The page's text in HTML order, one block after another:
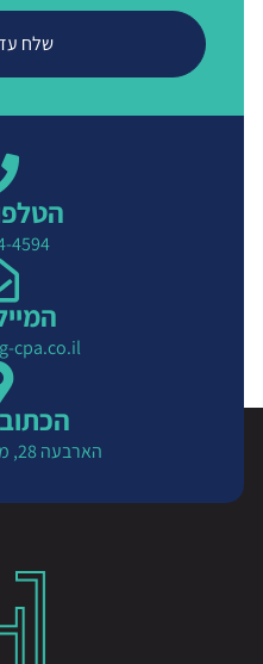
שלח
הטלפון
374-4594
המייל
cpa.co.il
הכתובת
הארבעה 28, מגדלי חג׳ג׳, ת"א